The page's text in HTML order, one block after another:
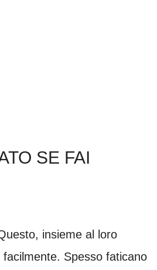
SE FAI
insieme al loro
Spesso faticano